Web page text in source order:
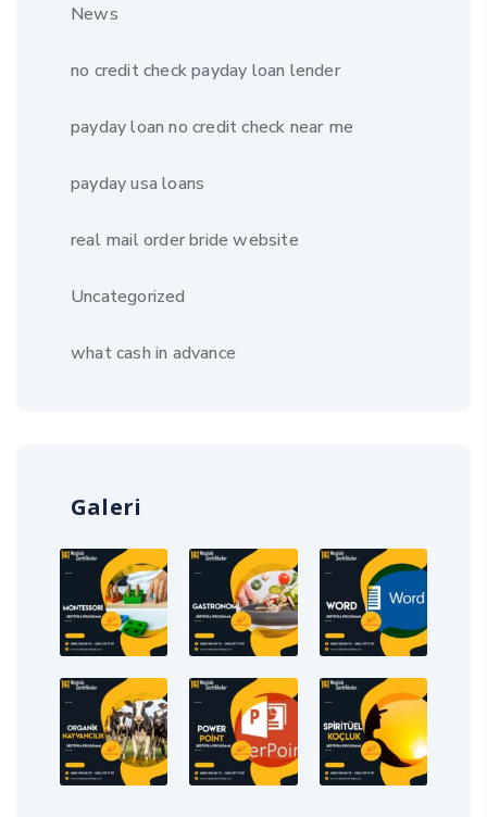
News
no credit check payday loan lender
payday loan no credit check near me
payday usa loans
real mail order bride website
Uncategorized
what cash in advance
Galeri